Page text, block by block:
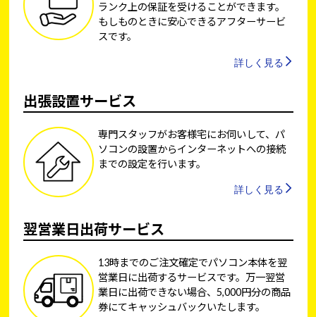
ランク上の保証を受けることができます。
もしものときに安心できるアフターサービ
スです。
詳しく見る
出張設置サービス
専門スタッフがお客様宅にお伺いして、パ
ソコンの設置からインターネットへの接続
までの設定を行います。
詳しく見る
翌営業日出荷サービス
13時までのご注文確定でパソコン本体を翌
営業日に出荷するサービスです。万一翌営
業日に出荷できない場合、5,000円分の商品
券にてキャッシュバックいたします。